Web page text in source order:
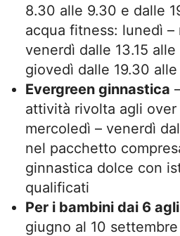
8.30 alle 9.30 e dalle
acqua fitness: lunedì –
venerdì dalle 13.15
giovedì dalle 19.30 alle
Evergreen ginnastica
attività rivolta agli
mercoledì – venerdì
nel pacchetto
ginnastica dolce con
qualificati
Per i bambini dai 6
giugno al 10